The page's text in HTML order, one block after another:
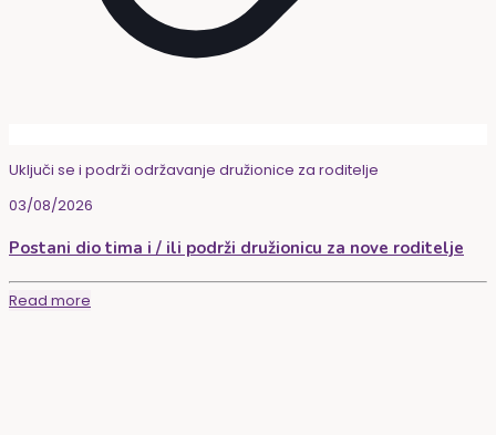
Uključi se i podrži održavanje družionice za roditelje
03/08/2026
Postani dio tima i / ili podrži družionicu za nove roditelje
Read more